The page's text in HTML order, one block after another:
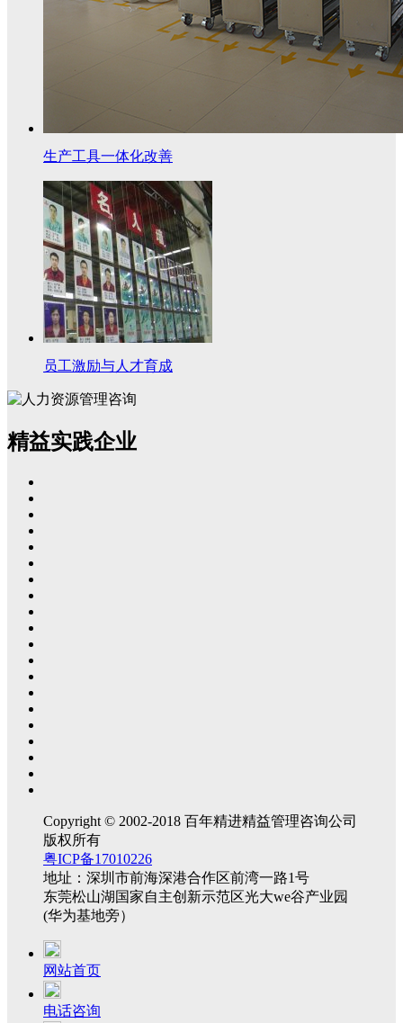
生产工具一体化改善
员工激励与人才育成
精益实践企业
Copyright © 2002-2018 百年精进精益管理咨询公司
版权所有
粤ICP备17010226
地址：深圳市前海深港合作区前湾一路1号
东莞松山湖国家自主创新示范区光大we谷产业园
(华为基地旁）
网站首页
电话咨询